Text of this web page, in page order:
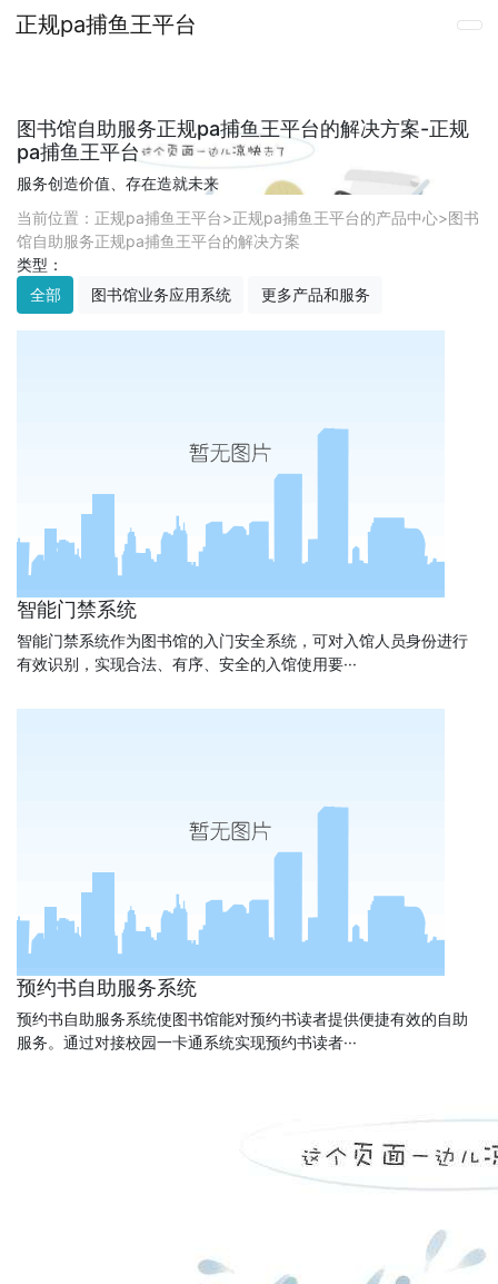
正规pa捕鱼王平台
图书馆自助服务正规pa捕鱼王平台的解决方案-正规
pa捕鱼王平台
服务创造价值、存在造就未来
当前位置： 正规pa捕鱼王平台>正规pa捕鱼王平台的产品中心>图书
馆自助服务正规pa捕鱼王平台的解决方案
类型：
全部
图书馆业务应用系统 更多产品和服务
智能门禁系统
智能门禁系统作为图书馆的入门安全系统，可对入馆人员身份进行
有效识别，实现合法、有序、安全的入馆使用要···
预约书自助服务系统
预约书自助服务系统使图书馆能对预约书读者提供便捷有效的自助
服务。通过对接校园一卡通系统实现预约书读者···